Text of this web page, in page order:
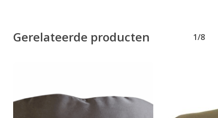
Gerelateerde producten 1/8